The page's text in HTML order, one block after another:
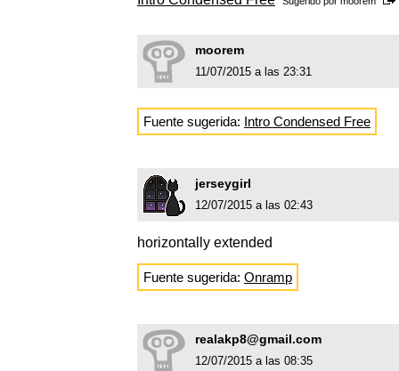
moorem
11/07/2015 a las 23:31
Fuente sugerida: Intro Condensed Free
jerseygirl
12/07/2015 a las 02:43
horizontally extended
Fuente sugerida: Onramp
realakp8@gmail.com
12/07/2015 a las 08:35